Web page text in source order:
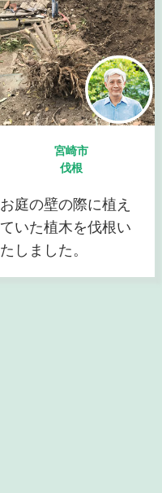
宮崎市
伐根
お庭の壁の際に植え
ていた植木を伐根い
たしました。